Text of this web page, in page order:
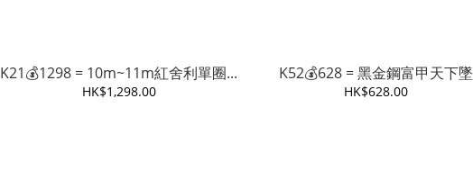
K21💰1298 = 10m~11m紅舍利單圈...
HK$1,298.00
K52💰628 = 黑金鋼富甲天下墜
HK$628.00